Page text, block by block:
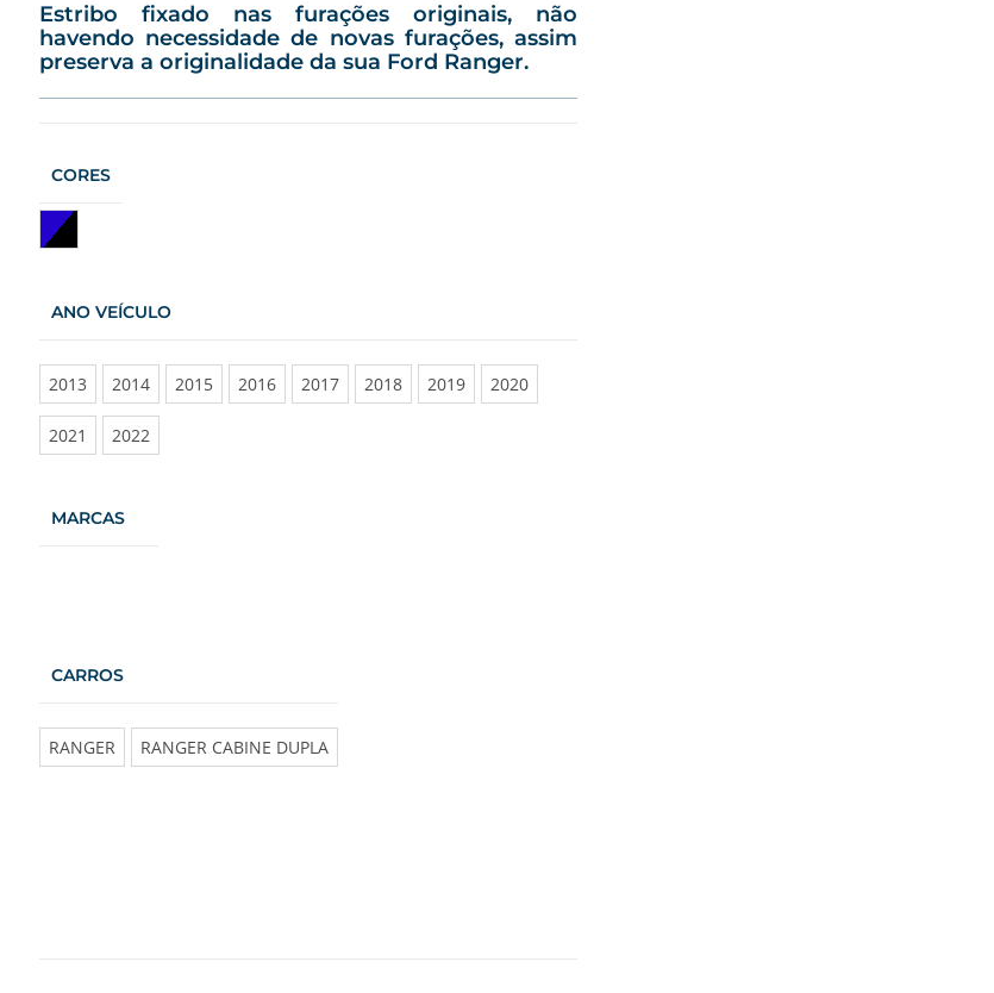
Estribo fixado nas furações originais, não
havendo necessidade de novas furações, assim
preserva a originalidade da sua Ford Ranger.
CORES
Preto/ Azul Belize
ANO VEÍCULO
2013 2014 2015 2016 2017 2018 2019 2020
2021 2022
MARCAS
CARROS
RANGER RANGER CABINE DUPLA